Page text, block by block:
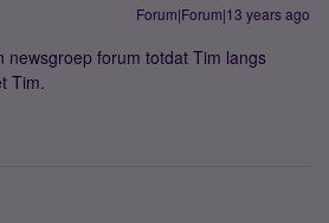
Forum|Forum|13 years ago
newsgroep forum totdat Tim langs
Tim.